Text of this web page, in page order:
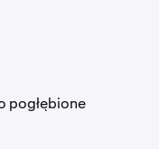
pogłębione